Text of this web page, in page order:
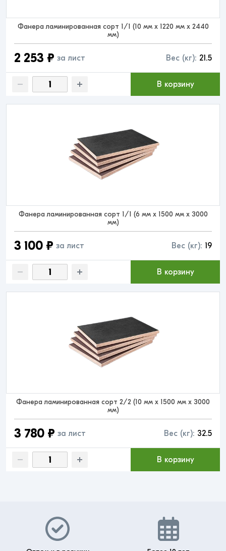
Фанера ламинированная сорт 1/1 (10 мм x 1220 мм x 2440
мм)
2 253 ₽ за лист Вес (кг): 21.5
В корзину
Фанера ламинированная сорт 1/1 (6 мм x 1500 мм x 3000
мм)
3 100 ₽ за лист Вес (кг): 19
В корзину
Фанера ламинированная сорт 2/2 (10 мм x 1500 мм x 3000
мм)
3 780 ₽ за лист Вес (кг): 32.5
В корзину